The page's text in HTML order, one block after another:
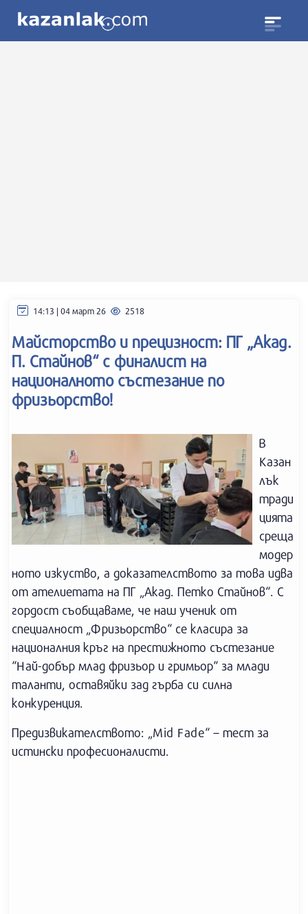
14:13 | 04 март 26 2518
Майсторство и прецизност: ПГ „Акад.
П. Стайнов“ с финалист на
националното състезание по
фризьорство!
В
Казан
лък
тради
цията
среща
модер
ното изкуство, а доказателството за това идва
от ателиетата на ПГ „Акад. Петко Стайнов“. С
гордост съобщаваме, че наш ученик от
специалност „Фризьорство“ се класира за
националния кръг на престижното състезание
“Най-добър млад фризьор и гримьор“ за млади
таланти, оставяйки зад гърба си силна
конкуренция.
Предизвикателството: „Mid Fade“ – тест за
истински професионалисти.